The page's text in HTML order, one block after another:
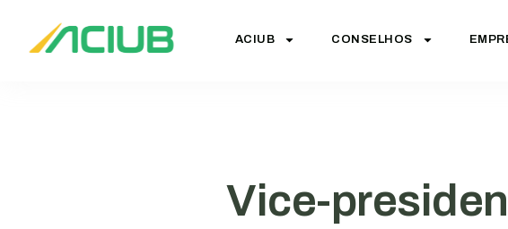
ACIUB CONSELHOS
Vice-